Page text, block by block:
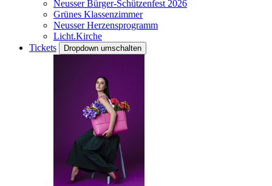
Neusser Bürger-Schützenfest 2026
Grünes Klassenzimmer
Neusser Herzensprogramm
Licht.Kirche
Tickets
Dropdown umschalten